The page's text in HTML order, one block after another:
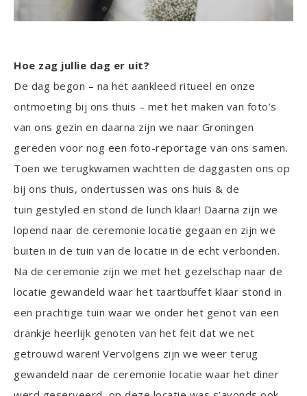
Hoe zag jullie dag er uit?
De dag begon – na het aankleed ritueel en onze
ontmoeting bij ons thuis – met het maken van foto’s
van ons gezin en daarna zijn we naar Groningen
gereden voor nog een foto-reportage van ons samen.
Toen we terugkwamen wachtten de daggasten ons op
bij ons thuis, ondertussen was ons huis & de
tuin gestyled en stond de lunch klaar! Daarna zijn we
lopend naar de ceremonie locatie gegaan en zijn we
buiten in de tuin van de locatie in de echt verbonden.
Na de ceremonie zijn we met het gezelschap naar de
locatie gewandeld waar het taartbuffet klaar stond in
een prachtige tuin waar we onder het genot van een
drankje heerlijk genoten van het feit dat we net
getrouwd waren! Vervolgens zijn we weer terug
gewandeld naar de ceremonie locatie waar het diner